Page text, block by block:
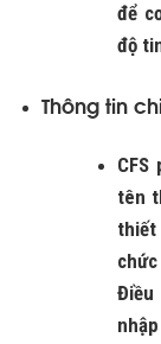
để
độ
Thông tin
tên
Điều